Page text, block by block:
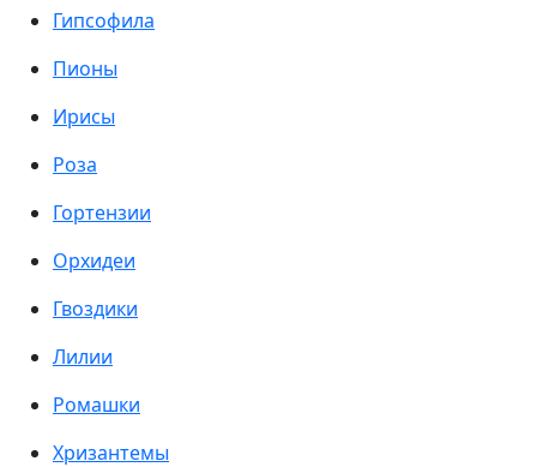
Гипсофила
Пионы
Ирисы
Роза
Гортензии
Орхидеи
Гвоздики
Лилии
Ромашки
Хризантемы